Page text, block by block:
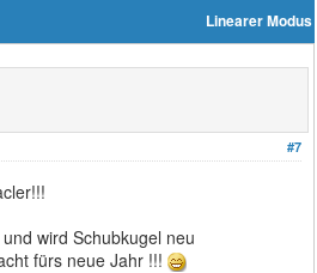
Linearer Modus
#7
wird Schubkugel neu
fürs neue Jahr !!!